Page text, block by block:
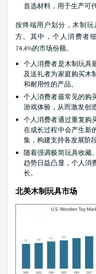
首选材料，用于生产可
按终端用户划分，木制
方。其中，个人消费者
74.4%的市场份额。
个人消费者是木制玩具
及送礼者为家庭购买木
和耐用性的产品。
个人消费者最常见的购
游戏体验，从而激发创
个人消费者通过重复购
在成长过程中会产生新
集，构建支持各发展阶
随着强调极简玩具收藏
趋势日益凸显，个人消
长。
北美木制玩具市场